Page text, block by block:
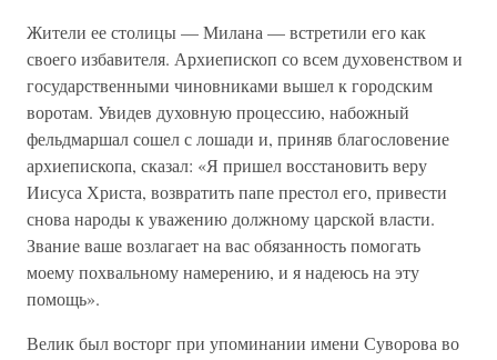
Жители ее столицы — Милана — встретили его как
своего избавителя. Архиепископ со всем духовенством и
государственными чиновниками вышел к городским
воротам. Увидев духовную процессию, набожный
фельдмаршал сошел с лошади и, приняв благословение
архиепископа, сказал: «Я пришел восстановить веру
Иисуса Христа, возвратить папе престол его, привести
снова народы к уважению должному царской власти.
Звание ваше возлагает на вас обязанность помогать
моему похвальному намерению, и я надеюсь на эту
помощь».
Велик был восторг при упоминании имени Суворова во